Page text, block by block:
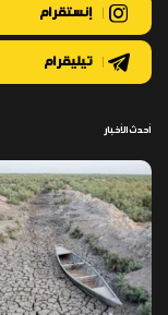
إنستقرام
تيليقرام
أحدث الأخبار